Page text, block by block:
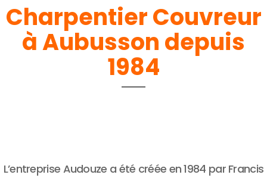
Charpentier Couvreur
à Aubusson depuis
1984
L’entreprise Audouze a été créée en 1984 par Francis